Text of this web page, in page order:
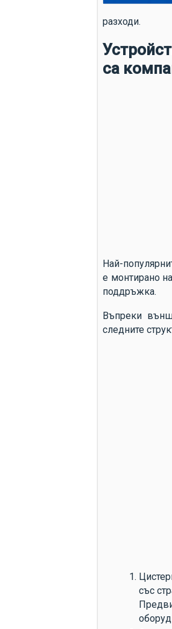
разходи.
са
Най-
е монтирано
поддръжка.
Въпреки
следните
със